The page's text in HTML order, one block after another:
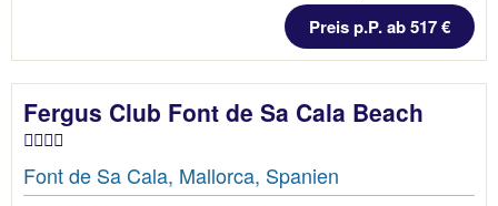
Preis p.P. ab 517 €
Fergus Club Font de Sa Cala Beach
Font de Sa Cala, Mallorca, Spanien